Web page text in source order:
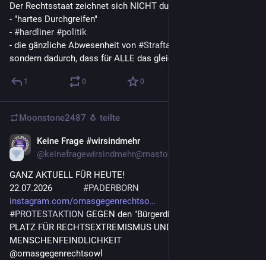
Der Rechtsstaat zeichnet sich NICHT durch
- "hartes Durchgreifen"
- #hardliner #politik
- die gänzliche Abwesenheit von #Straftaten
sondern dadurch, dass für ALLE das gleiche
1 0 0
Moonstone2487 🐧 teilte
Keine Frage #wirsindmehr
@keinefragewirsindmehr@mastodon.social
GANZ AKTUELL FÜR HEUTE!
#PADERBORN
instagram.com/omasgegenrechtso
#PROTESTAKTION GEGEN den "Bürgerdialog" der AfD: KEIN
PLATZ FÜR RECHTSEXTREMISMUS UND
MENSCHENFEINDLICHKEIT
@omasgegenrechtsowl